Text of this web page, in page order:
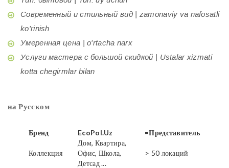
Современный и стильный вид | zamonaviy va nafosatli
ko'rinish
Умеренная цена | o'rtacha narx
Услуги мастера с большой скидкой | Ustalar xizmati
kotta chegirmlar bilan
на Русском
Бренд EcoPol.Uz =Представитель
Коллекция
Дом, Квартира,
Офис, Школа,
Детсад ...
> 50 локаций